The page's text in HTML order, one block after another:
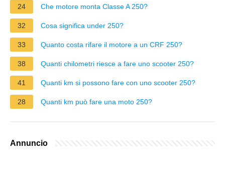
24 Che motore monta Classe A 250?
32 Cosa significa under 250?
33 Quanto costa rifare il motore a un CRF 250?
38 Quanti chilometri riesce a fare uno scooter 250?
41 Quanti km si possono fare con uno scooter 250?
28 Quanti km può fare una moto 250?
Annuncio